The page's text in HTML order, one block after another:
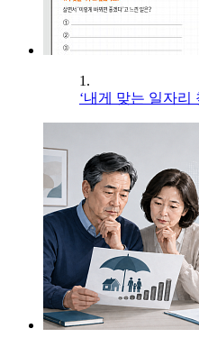
1.
‘내게 맞는 일자리